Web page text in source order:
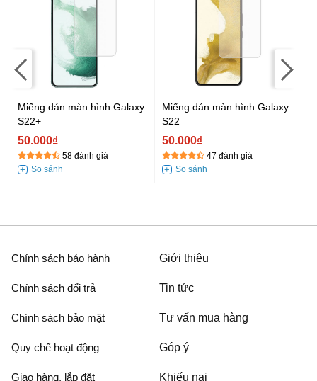
Miếng dán màn hình Galaxy
S22+
50.000₫
58 đánh giá
Miếng dán màn hình Galaxy
S22
50.000₫
47 đánh giá
Chính sách bảo hành
Chính sách đổi trả
Chính sách bảo mật
Quy chế hoạt động
Giao hàng, lắp đặt
Giới thiệu
Tin tức
Tư vấn mua hàng
Góp ý
Khiếu nại